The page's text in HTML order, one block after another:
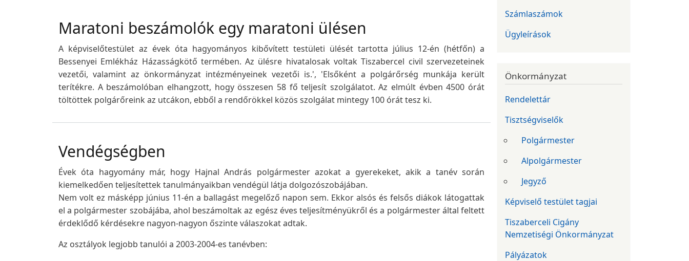
Maratoni beszámolók egy maratoni ülésen
A képviselőtestület az évek óta hagyományos kibővített testületi ülését tartotta július 12-én (hétfőn) a
Bessenyei Emlékház Házasságkötő termében. Az ülésre hivatalosak voltak Tiszabercel civil szervezeteinek
vezetői, valamint az önkormányzat intézményeinek vezetői is.', 'Elsőként a polgárőrség munkája került
terítékre. A beszámolóban elhangzott, hogy összesen 58 fő teljesít szolgálatot. Az elmúlt évben 4500 órát
töltöttek polgárőreink az utcákon, ebből a rendőrökkel közös szolgálat mintegy 100 órát tesz ki.
Vendégségben
Évek óta hagyomány már, hogy Hajnal András polgármester azokat a gyerekeket, akik a tanév során
kiemelkedően teljesítettek tanulmányaikban vendégül látja dolgozószobájában.
Nem volt ez másképp június 11-én a ballagást megelőző napon sem. Ekkor alsós és felsős diákok látogattak
el a polgármester szobájába, ahol beszámoltak az egész éves teljesítményükről és a polgármester által feltett
érdeklődő kérdésekre nagyon-nagyon őszinte válaszokat adtak.
Az osztályok legjobb tanulói a 2003-2004-es tanévben:
Számlaszámok
Ügyleírások
Önkormányzat
Rendelettár
Tisztségviselők
Polgármester
Alpolgármester
Jegyző
Képviselő testület tagjai
Tiszaberceli Cigány
Nemzetiségi Önkormányzat
Pályázatok